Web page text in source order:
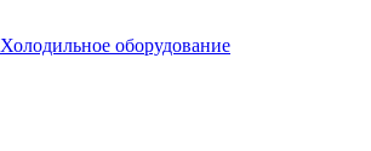
Холодильное оборудование